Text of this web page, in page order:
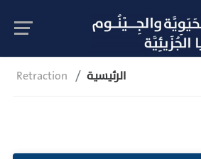
Retraction الرئيسية